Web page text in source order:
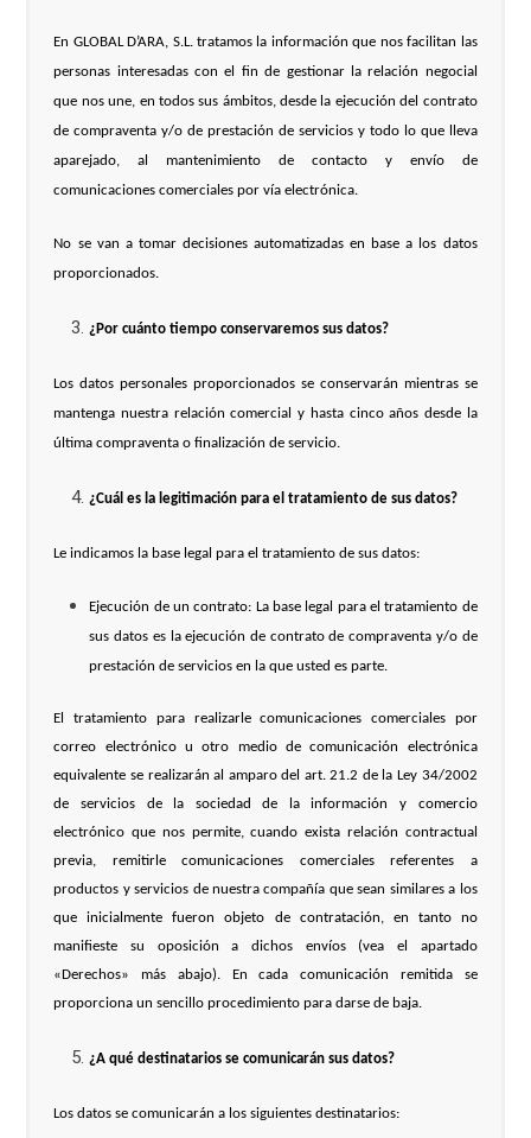
En GLOBAL D’ARA, S.L. tratamos la información que nos facilitan las
personas interesadas con el fin de gestionar la relación negocial
que nos une, en todos sus ámbitos, desde la ejecución del contrato
de compraventa y/o de prestación de servicios y todo lo que lleva
aparejado, al mantenimiento de contacto y envío de
comunicaciones comerciales por vía electrónica.
No se van a tomar decisiones automatizadas en base a los datos
proporcionados.
¿Por cuánto tiempo conservaremos sus datos?
Los datos personales proporcionados se conservarán mientras se
mantenga nuestra relación comercial y hasta cinco años desde la
última compraventa o finalización de servicio.
¿Cuál es la legitimación para el tratamiento de sus datos?
Le indicamos la base legal para el tratamiento de sus datos:
Ejecución de un contrato: La base legal para el tratamiento de
sus datos es la ejecución de contrato de compraventa y/o de
prestación de servicios en la que usted es parte.
El tratamiento para realizarle comunicaciones comerciales por
correo electrónico u otro medio de comunicación electrónica
equivalente se realizarán al amparo del art. 21.2 de la Ley 34/2002
de servicios de la sociedad de la información y comercio
electrónico que nos permite, cuando exista relación contractual
previa, remitirle comunicaciones comerciales referentes a
productos y servicios de nuestra compañía que sean similares a los
que inicialmente fueron objeto de contratación, en tanto no
manifieste su oposición a dichos envíos (vea el apartado
«Derechos» más abajo). En cada comunicación remitida se
proporciona un sencillo procedimiento para darse de baja.
¿A qué destinatarios se comunicarán sus datos?
Los datos se comunicarán a los siguientes destinatarios: